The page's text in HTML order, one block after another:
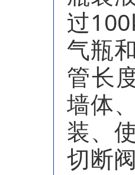
过
气瓶
管长
墙体
装、
切断阀